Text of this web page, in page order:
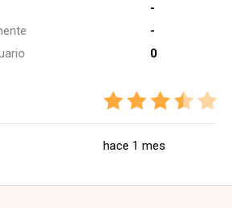
-
-
0
hace 1 mes